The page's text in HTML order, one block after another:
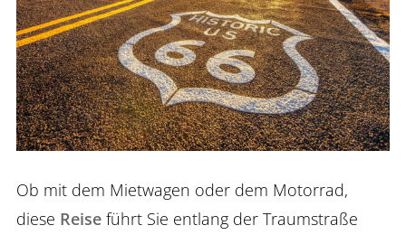
Ob mit dem Mietwagen oder dem Motorrad,
diese Reiseführt Sie entlang der Traumstraße